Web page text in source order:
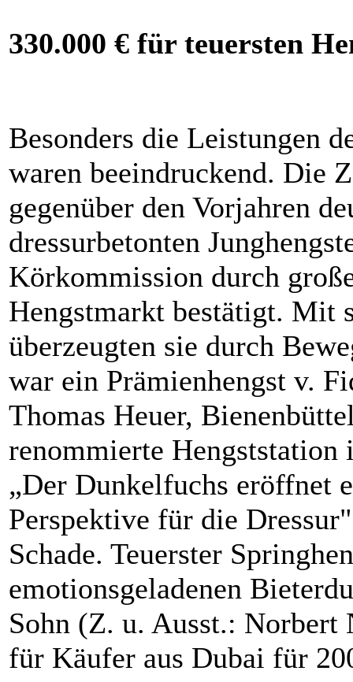
330.000 € für teuersten
Besonders die Leistungen
waren beeindruckend. Die
gegenüber den Vorjahren
dressurbetonten
Körkommission durch
Hengstmarkt bestätigt. Mit
überzeugten sie durch
war ein Prämienhengst v.
Thomas Heuer,
renommierte Hengststation
„Der Dunkelfuchs eröffnet
Perspektive für die
Schade. Teuerster
emotionsgeladenen
Sohn (Z. u. Ausst.:
für Käufer aus Dubai für